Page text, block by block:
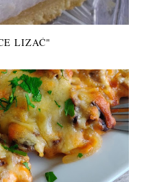
LIZAĆ"